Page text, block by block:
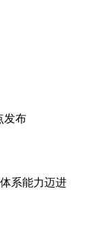
发布
系能力迈进